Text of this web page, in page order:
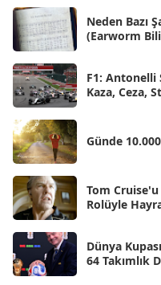
Ağu 2025
Tem 2025 [45]
Haz 2025
May 2025 [54]
Nis 2025
Mar 2025
Şub 2025 [57]
Oca 2025
Ara 2024 [25]
Kas 2024
Neden Bazı
(Earworm
F1: Antonelli
Kaza, Ceza,
Günde
Tom
Rolüyle
Dünya
64 Takımlık